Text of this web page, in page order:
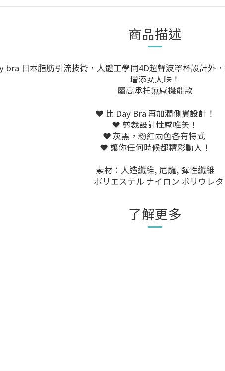
商品描述
bra 日本脂肪引流技術，人體工學同4D超聲波罩杯設計
增添女人味！
屬高承托無感機能款
❤️ 比 Day Bra 再加濶側翼設計！
❤️ 剪裁設計性感唯美！
❤️ 灰黑，粉紅兩色各有特式
❤️ 讓你任何時候都精彩動人！
素材：人造纖維, 尼龍, 彈性纖維
ポリエステル ナイロン ポリウレタ
了解更多